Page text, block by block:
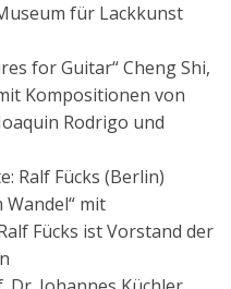
für Lackkunst
for Guitar“ Cheng Shi,
Kompositionen von
Rodrigo und
Ralf Fücks (Berlin)
mit
Fücks ist Vorstand der